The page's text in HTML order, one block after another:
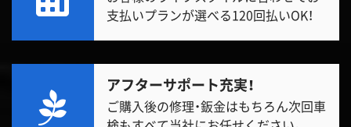
支払いプランが選べる120回払いOK！
アフターサポート充実！
ご購入後の修理・鈑金はもちろん次回車